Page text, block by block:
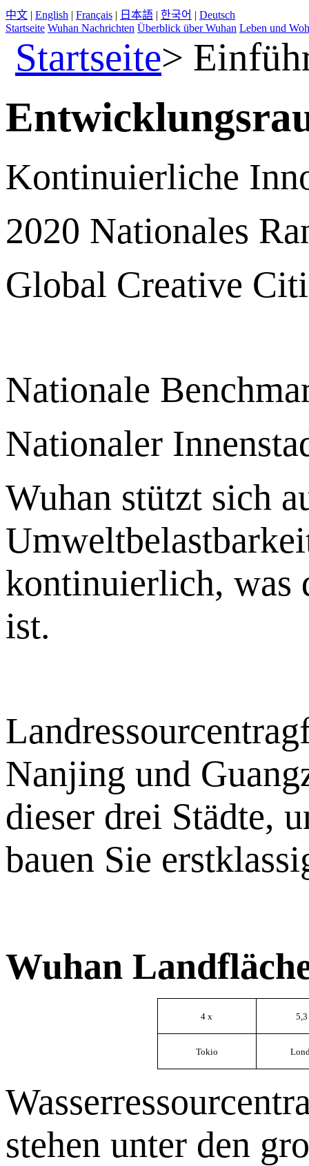
中文 | English | Français | 日本語 | 한국어 | Deutsch
Startseite Wuhan Nachrichten Überblick über Wuhan Leben und
Startseite>
Kontinuierliche
2020 Nationales
Global Creative
Nationale
Nationaler
Wuhan stützt sich
kontinuierlich, was
ist.
Nanjing und
dieser drei Städte,
bauen Sie
Wuhan
4 x
Tokio
stehen unter den